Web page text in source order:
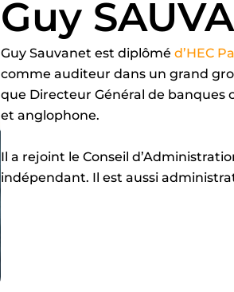
Guy
Guy Sauvanet est diplômé d’HEC
comme auditeur dans un grand
que Directeur Général de banques
et anglophone.
Il a rejoint le Conseil
indépendant. Il est aussi